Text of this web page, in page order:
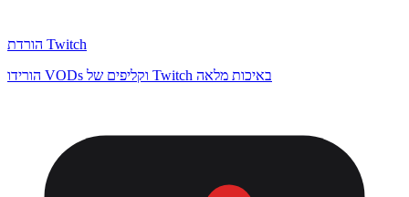
הורדת Twitch
הורידו VODs וקליפים של Twitch באיכות מלאה